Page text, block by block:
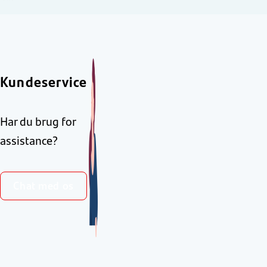
Kundeservice
Har du brug for
assistance?